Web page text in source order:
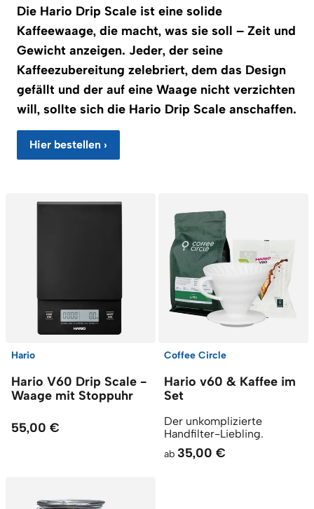
Die Hario Drip Scale ist eine solide
Kaffeewaage, die macht, was sie soll – Zeit und
Gewicht anzeigen. Jeder, der seine
Kaffeezubereitung zelebriert, dem das Design
gefällt und der auf eine Waage nicht verzichten
will, sollte sich die Hario Drip Scale anschaffen.
Hier bestellen ›
Hario
Hario V60 Drip Scale -
Waage mit Stoppuhr
55,00 €
Coffee Circle
Hario v60 & Kaffee im
Set
Der unkomplizierte
Handfilter-Liebling.
ab 35,00 €